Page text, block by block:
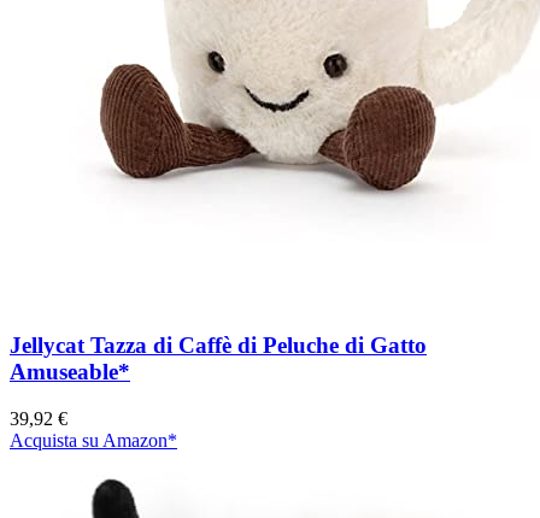
Jellycat Tazza di Caffè di Peluche di Gatto
Amuseable*
39,92 €
Acquista su Amazon*